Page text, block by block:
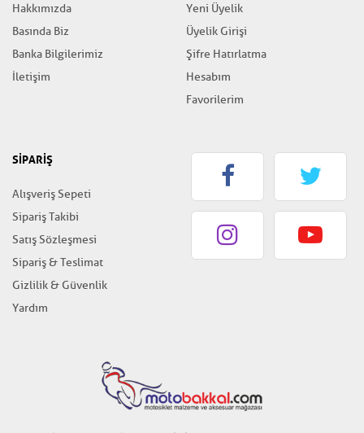
Hakkımızda
Basında Biz
Banka Bilgilerimiz
İletişim
Yeni Üyelik
Üyelik Girişi
Şifre Hatırlatma
Hesabım
Favorilerim
SİPARİŞ
Alışveriş Sepeti
Sipariş Takibi
Satış Sözleşmesi
Sipariş & Teslimat
Gizlilik & Güvenlik
Yardım